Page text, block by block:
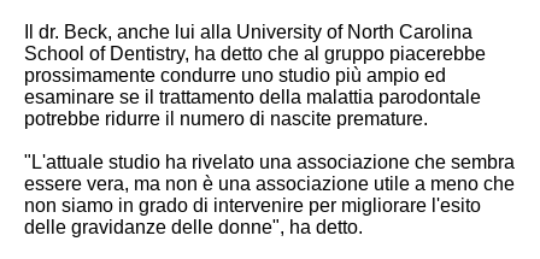
Il dr. Beck, anche lui alla University of North Carolina
School of Dentistry, ha detto che al gruppo piacerebbe
prossimamente condurre uno studio più ampio ed
esaminare se il trattamento della malattia parodontale
potrebbe ridurre il numero di nascite premature.
"L'attuale studio ha rivelato una associazione che sembra
essere vera, ma non è una associazione utile a meno che
non siamo in grado di intervenire per migliorare l'esito
delle gravidanze delle donne", ha detto.